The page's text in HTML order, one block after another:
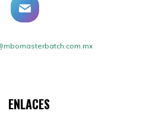
ENLACES